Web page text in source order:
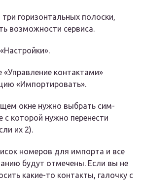
горизонтальных полоски,
возможности сервиса.
«Управление контактами»
«Импортировать».
окне нужно выбрать сим-
с которой нужно перенести
их 2).
номеров для импорта и все
будут отмечены. Если вы не
какие-то контакты, галочку с